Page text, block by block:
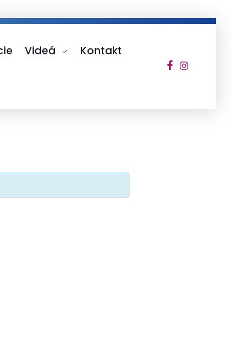
Videá
Kontakt